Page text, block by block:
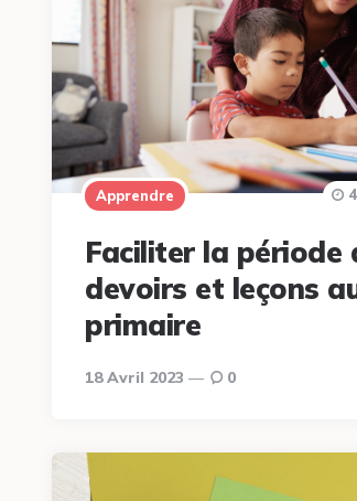
Apprendre
Faciliter la période
devoirs et leçons
primaire
18 Avril 2023
4
0